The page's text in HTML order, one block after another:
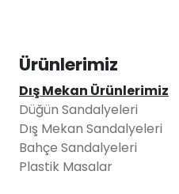
Ürünlerimiz
Dış Mekan Ürünlerimiz
Düğün Sandalyeleri
Dış Mekan Sandalyeleri
Bahçe Sandalyeleri
Plastik Masalar